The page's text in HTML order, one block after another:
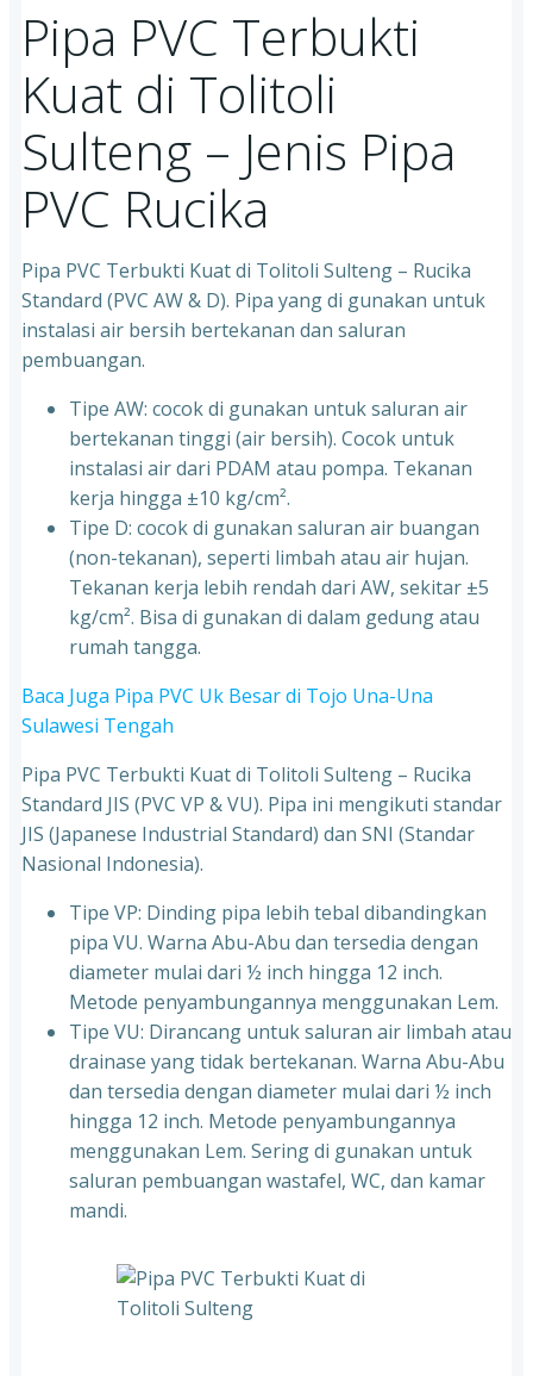
Pipa PVC Terbukti
Kuat di Tolitoli
Sulteng – Jenis Pipa
PVC Rucika
Pipa PVC Terbukti Kuat di Tolitoli Sulteng – Rucika
Standard (PVC AW & D). Pipa yang di gunakan untuk
instalasi air bersih bertekanan dan saluran
pembuangan.
Tipe AW: cocok di gunakan untuk saluran air
bertekanan tinggi (air bersih). Cocok untuk
instalasi air dari PDAM atau pompa. Tekanan
kerja hingga ±10 kg/cm².
Tipe D: cocok di gunakan saluran air buangan
(non-tekanan), seperti limbah atau air hujan.
Tekanan kerja lebih rendah dari AW, sekitar ±5
kg/cm². Bisa di gunakan di dalam gedung atau
rumah tangga.
Baca Juga Pipa PVC Uk Besar di Tojo Una-Una
Sulawesi Tengah
Pipa PVC Terbukti Kuat di Tolitoli Sulteng – Rucika
Standard JIS (PVC VP & VU). Pipa ini mengikuti standar
JIS (Japanese Industrial Standard) dan SNI (Standar
Nasional Indonesia).
Tipe VP: Dinding pipa lebih tebal dibandingkan
pipa VU. Warna Abu-Abu dan tersedia dengan
diameter mulai dari ½ inch hingga 12 inch.
Metode penyambungannya menggunakan Lem.
Tipe VU: Dirancang untuk saluran air limbah atau
drainase yang tidak bertekanan. Warna Abu-Abu
dan tersedia dengan diameter mulai dari ½ inch
hingga 12 inch. Metode penyambungannya
menggunakan Lem. Sering di gunakan untuk
saluran pembuangan wastafel, WC, dan kamar
mandi.